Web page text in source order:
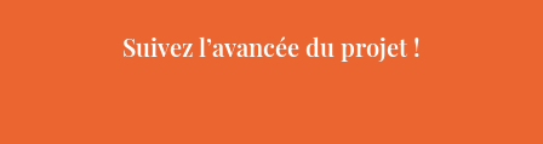
Suivez l’avancée du projet !